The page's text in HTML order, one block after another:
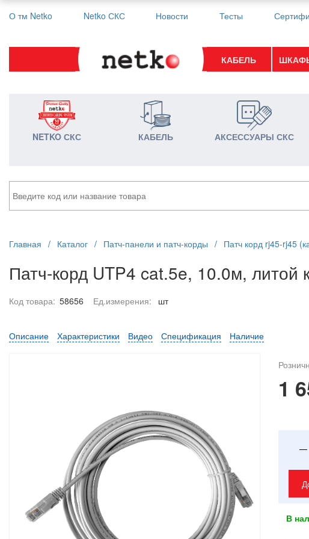
О тм Netko Netko СКС Новости Тесты
КАБЕЛЬ
NETKO СКС КАБЕЛЬ АКСЕССУАРЫ СКС
Главная / Каталог / Патч-панели и патч-корды / Патч корд rj45-rj45
Патч-корд UTP4 cat.5e, 10.0м, литой
Код товара: 58656 Ед.измерения: шт
Описание Характеристики Видео Спецификация Наличие
1
В